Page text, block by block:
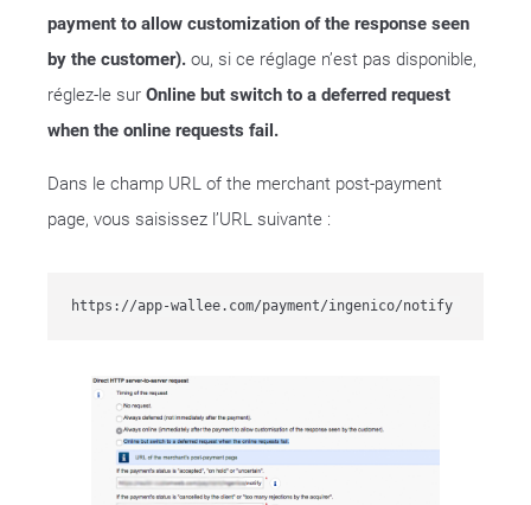
payment to allow customization of the response seen
by the customer). ou, si ce réglage n’est pas disponible,
réglez-le sur Online but switch to a deferred request
when the online requests fail.
Dans le champ URL of the merchant post-payment
page, vous saisissez l’URL suivante :
https://app-wallee.com/payment/ingenico/notify